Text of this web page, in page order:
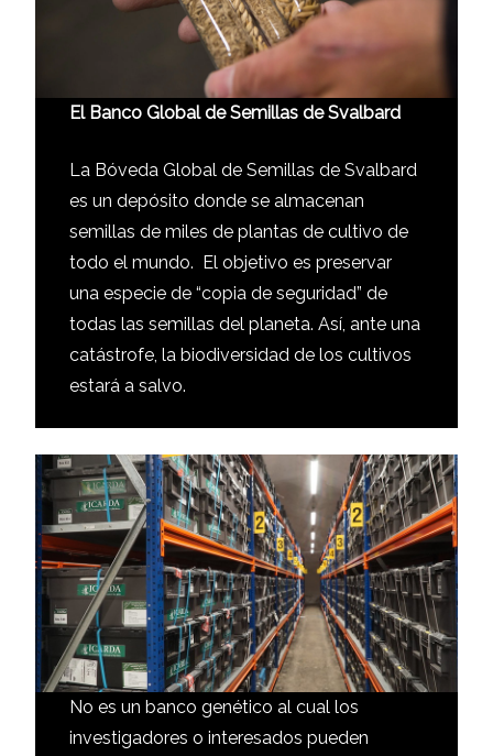
El Banco Global de Semillas de Svalbard
La Bóveda Global de Semillas de Svalbard
es un depósito donde se almacenan
semillas de miles de plantas de cultivo de
todo el mundo. El objetivo es preservar
una especie de “copia de seguridad” de
todas las semillas del planeta. Así, ante una
catástrofe, la biodiversidad de los cultivos
estará a salvo.
No es un banco genético al cual los
investigadores o interesados pueden